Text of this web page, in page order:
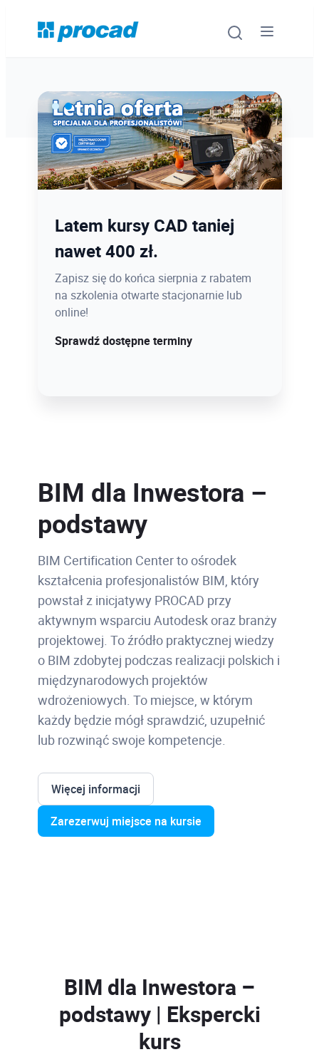
Ostatnie dni promocji Blind
Bird
12.08 o 12:08 zamykamy Blind Bird na
PROCAD EXPO 2026 - dołącz w
najlepszej cenie!
Sprawdź szczegóły!
Latem kursy CAD taniej
nawet 400 zł.
Zapisz się do końca sierpnia z rabatem
na szkolenia otwarte stacjonarnie lub
online!
Sprawdź dostępne terminy
BIM dla Inwestora –
podstawy
BIM Certification Center to ośrodek
kształcenia profesjonalistów BIM, który
powstał z inicjatywy PROCAD przy
aktywnym wsparciu Autodesk oraz branży
projektowej. To źródło praktycznej wiedzy
o BIM zdobytej podczas realizacji polskich i
międzynarodowych projektów
wdrożeniowych. To miejsce, w którym
każdy będzie mógł sprawdzić, uzupełnić
lub rozwinąć swoje kompetencje.
Więcej informacji
Zarezerwuj miejsce na kursie
BIM dla Inwestora –
podstawy | Ekspercki
kurs
Oprogramowanie
Szkolenia
Urządzenia i serwis